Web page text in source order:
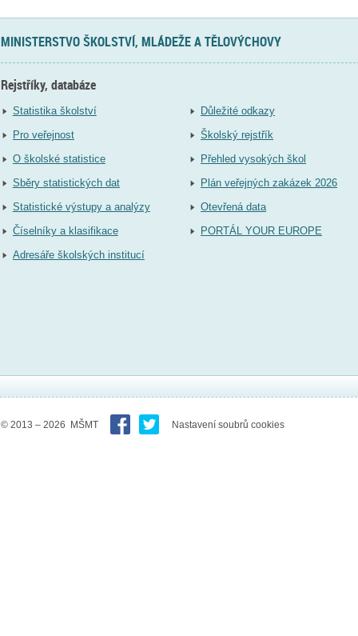
MINISTERSTVO ŠKOLSTVÍ, MLÁDEŽE A TĚLOVÝCHOVY
Rejstříky, databáze
Statistika školství
Pro veřejnost
O školské statistice
Sběry statistických dat
Statistické výstupy a analýzy
Číselníky a klasifikace
Adresáře školských institucí
Důležité odkazy
Školský rejstřík
Přehled vysokých škol
Plán veřejných zakázek 2026
Otevřená data
PORTÁL YOUR EUROPE
© 2013 – 2026 MŠMT Nastavení soubrů cookies